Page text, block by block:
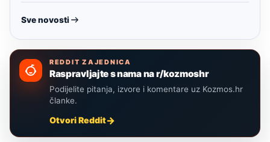
Sve novosti
REDDIT ZAJEDNICA
Raspravljajte s nama na r/kozmoshr
Podijelite pitanja, izvore i komentare uz Kozmos.hr
članke.
Otvori Reddit